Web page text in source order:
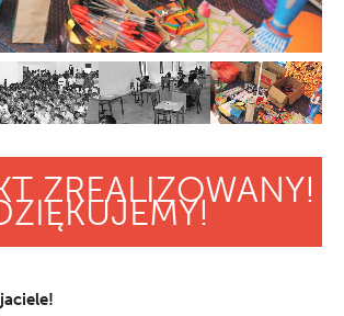
ZREALIZOWANY!